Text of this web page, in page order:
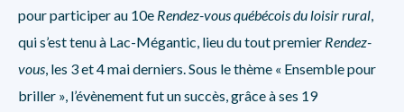
pour participer au 10e Rendez-vous québécois du loisir rural
qui s’est tenu à Lac-Mégantic, lieu du tout premier Rendez-
vous , les 3 et 4 mai derniers. Sous le thème « Ensemble pour
briller », l’évènement fut un succès, grâce à ses 19